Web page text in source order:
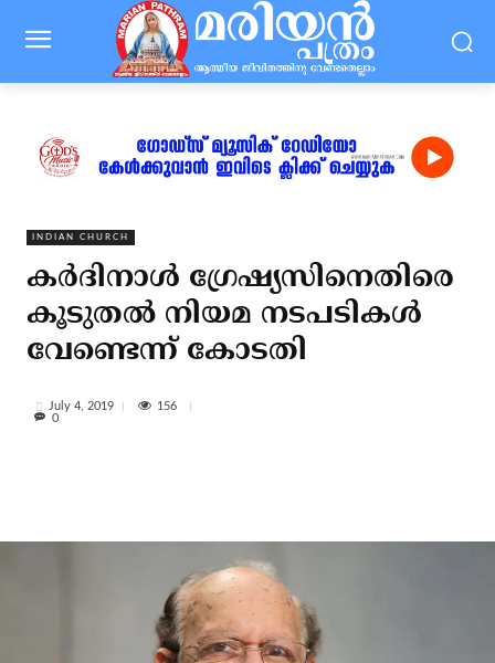
INDIAN CHURCH
കര്‍ദിനാള്‍ ഗ്രേഷ്യസിനെതിരെ
കൂടുതല്‍ നിയമ നടപടികള്‍
വേണ്ടെന്ന് കോടതി
July 4, 2019
156
0